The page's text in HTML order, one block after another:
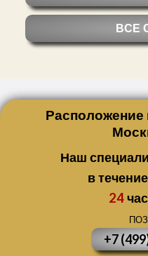
ВСЕ
Расположение
Наш
в течение
24
+7